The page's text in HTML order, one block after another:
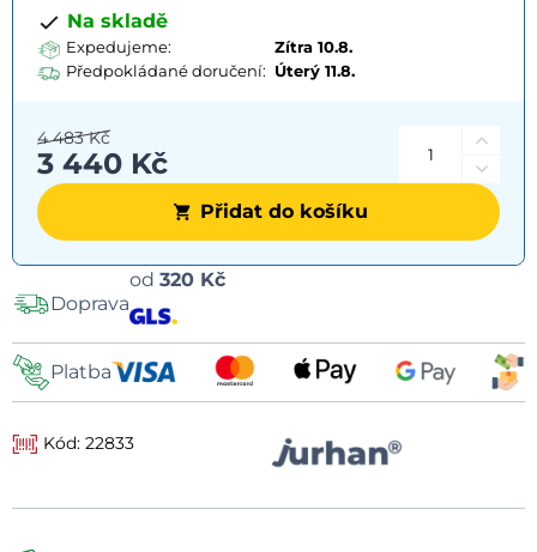
Na skladě
Expedujeme:
Zítra 10.8.
Předpokládané doručení: Úterý 11.8.
3 440 Kč
4 483 Kč
Přidat do košíku
Doprava
od 320 Kč
Platba
Kód: 22833